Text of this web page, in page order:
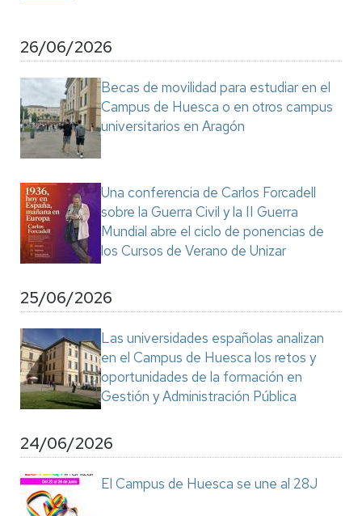
26/06/2026
Becas de movilidad para estudiar en el
Campus de Huesca o en otros campus
universitarios en Aragón
Una conferencia de Carlos Forcadell
sobre la Guerra Civil y la II Guerra
Mundial abre el ciclo de ponencias de
los Cursos de Verano de Unizar
25/06/2026
Las universidades españolas analizan
en el Campus de Huesca los retos y
oportunidades de la formación en
Gestión y Administración Pública
24/06/2026
El Campus de Huesca se une al 28J